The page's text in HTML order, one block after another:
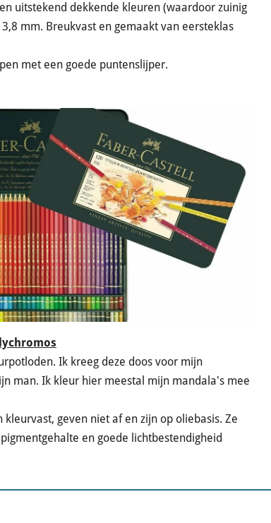
uitstekend dekkende kleuren (waardoor zuinig
mm. Breukvast en gemaakt van eersteklas
met een goede puntenslijper.
Ik kreeg deze doos voor mijn
man. Ik kleur hier meestal mijn mandala's mee
kleurvast, geven niet af en zijn op oliebasis. Ze
en goede lichtbestendigheid